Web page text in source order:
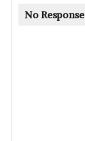
No